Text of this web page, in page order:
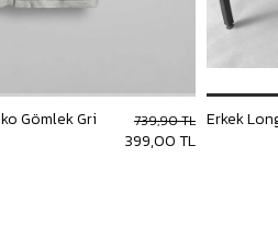
Gömlek Gri
399,00 TL
739,90 TL